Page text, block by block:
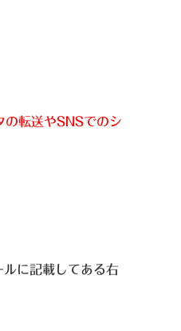
の転送やSNSでのシ
ルに記載してある右